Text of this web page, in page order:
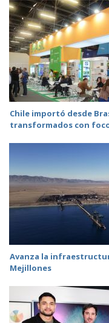
Chile importó desde
transformados con
Avanza la
Mejillones